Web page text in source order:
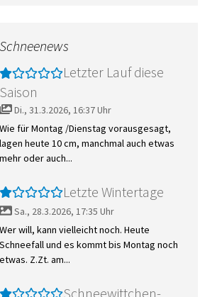
Schneenews
Letzter Lauf diese
Saison
Di., 31.3.2026, 16:37 Uhr
Wie für Montag /Dienstag vorausgesagt,
lagen heute 10 cm, manchmal auch etwas
mehr oder auch...
Letzte Wintertage
Sa., 28.3.2026, 17:35 Uhr
Wer will, kann vielleicht noch. Heute
Schneefall und es kommt bis Montag noch
etwas. Z.Zt. am...
Schneewittchen-